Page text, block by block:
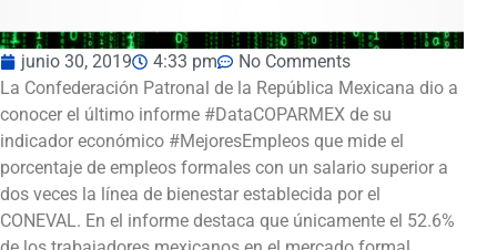
junio 30, 2019 4:33 pm
No Comments
La Confederación Patronal de la República Mexicana dio a
conocer el último informe #DataCOPARMEX de su
indicador económico #MejoresEmpleos que mide el
porcentaje de empleos formales con un salario superior a
dos veces la línea de bienestar establecida por el
CONEVAL. En el informe destaca que únicamente el 52.6%